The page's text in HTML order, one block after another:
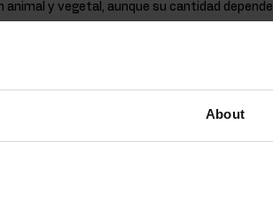
About
y vegetal, aunque su cantidad depende